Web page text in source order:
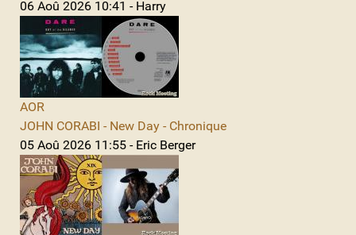
06 Aoû 2026 10:41 - Harry
AOR
JOHN CORABI - New Day - Chronique
05 Aoû 2026 11:55 - Eric Berger